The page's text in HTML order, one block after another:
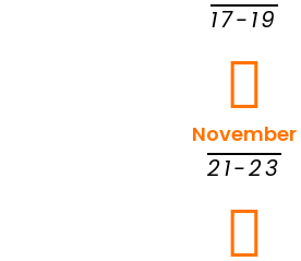
17-19
November
21-23